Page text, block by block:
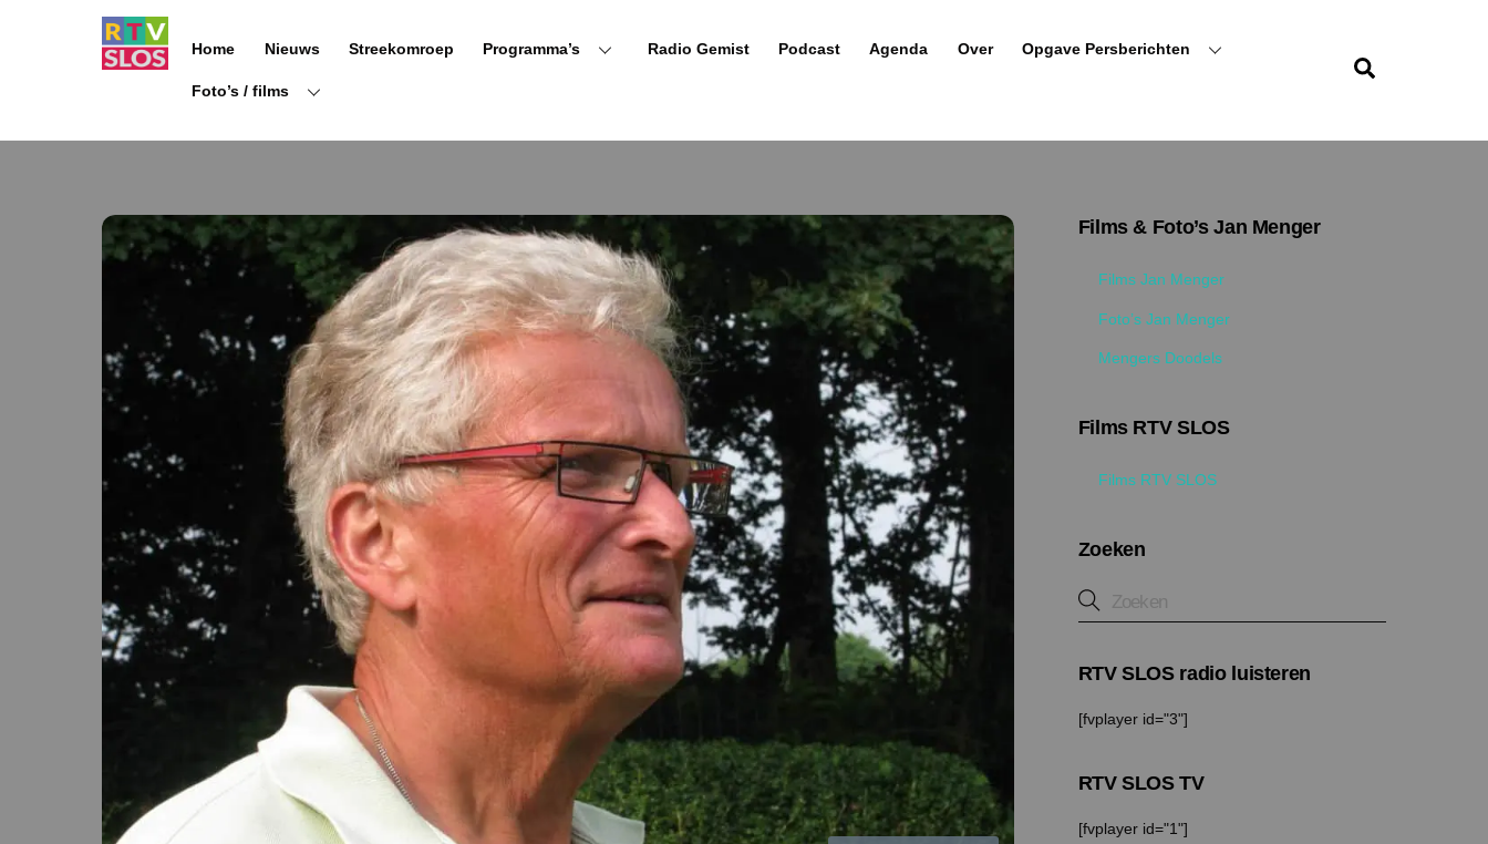
Home Nieuws Streekomroep Programma’s Radio Gemist Podcast Agenda Over Opgave Persberichten
Foto’s / films
Films & Foto’s Jan Menger
Films Jan Menger
Foto’s Jan Menger
Mengers Doodels
Films RTV SLOS
Films RTV SLOS
Zoeken
RTV SLOS radio luisteren
[fvplayer id="3"]
RTV SLOS TV
[fvplayer id="1"]